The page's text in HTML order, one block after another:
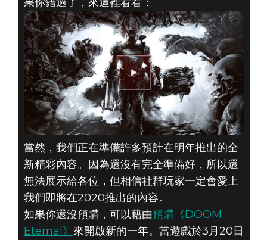
當然，我們正在準備許多預計在明年推出的全
新精彩內容。因為還沒有完全準備好，所以還
無法展示給各位，但相信社群玩家一定會愛上
我們即將在2020推出的內容。
如果你還沒預購，可以藉由預購《DOOM
Eternal》 來開啟新的一年。當遊戲於3月20日